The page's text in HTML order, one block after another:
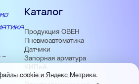
–
Каталог
Продукция ОВЕН
Пневмоавтоматика
Датчики
Запорная арматура
КИПиА
Приводная техника
cookie и Яндекс Метрика.